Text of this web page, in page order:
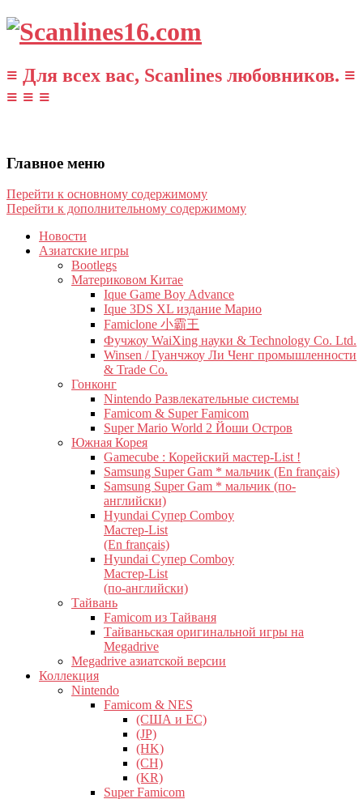
≡ Для всех вас, Scanlines любовников. ≡
≡ ≡ ≡
Главное меню
Перейти к основному содержимому
Перейти к дополнительному содержимому
Новости
Азиатские игры
Bootlegs
Материковом Китае
Ique Game Boy Advance
Ique 3DS XL издание Марио
Famiclone 小霸王
Фучжоу WaiXing науки & Technology Co. Ltd.
Winsen / Гуанчжоу Ли Ченг промышленности
& Trade Co.
Гонконг
Nintendo Развлекательные системы
Famicom & Super Famicom
Super Mario World 2 Йоши Остров
Южная Корея
Gamecube : Корейский мастер-List !
Samsung Super Gam * мальчик (En français)
Samsung Super Gam * мальчик (по-
английски)
Hyundai Супер Comboy
Мастер-List
(En français)
Hyundai Супер Comboy
Мастер-List
(по-английски)
Тайвань
Famicom из Тайваня
Тайваньская оригинальной игры на
Megadrive
Megadrive азиатской версии
Коллекция
Nintendo
Famicom & NES
(США и ЕС)
(JP)
(HK)
(CH)
(KR)
Super Famicom